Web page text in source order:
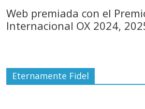
Web premiada con el
Internacional OX 2024,
Eternamente Fidel